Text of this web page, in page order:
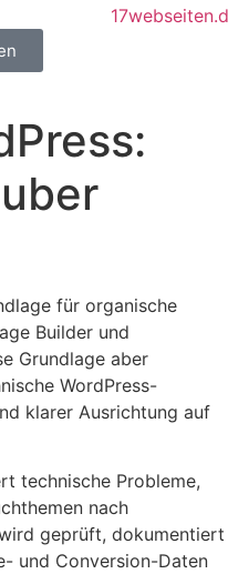
für organische
Builder und
Grundlage aber
WordPress-
klarer Ausrichtung auf
technische Probleme,
nach
geprüft, dokumentiert
und Conversion-Daten